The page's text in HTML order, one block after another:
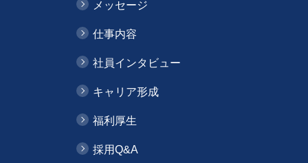
メッセージ
仕事内容
社員インタビュー
キャリア形成
福利厚生
採用Q&A